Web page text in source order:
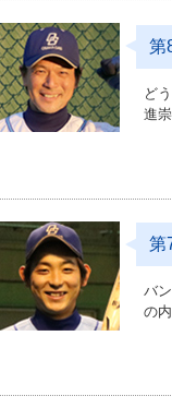
第
ど
進
第
バ
の